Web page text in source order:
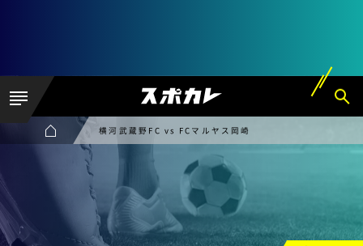
横河武蔵野FC vs FCマルヤス岡崎